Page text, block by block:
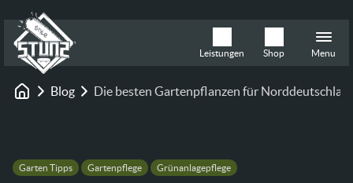
Leistungen Shop Menu
Startseite
Blog Die besten Gartenpflanzen für
Garten Tipps Gartenpflege Grünanlagepflege